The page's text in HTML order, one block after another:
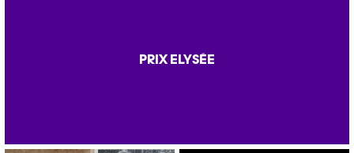
PRIX ELYSÉE